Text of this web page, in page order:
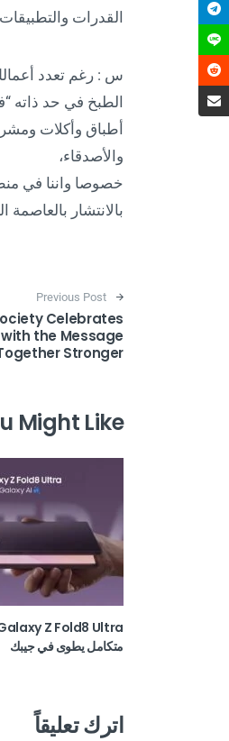
القدرات
س : رغم تعدد
الطبخ في حد ذاته
أطباق وأكلات
والأصدقاء،
خصوصا واننا في
بالانتشار
Post navigation
Previous Post
Celebrates
the Message
Stronger”
Might Like
متكامل يطوى في جيبك
اترك تعليقاً